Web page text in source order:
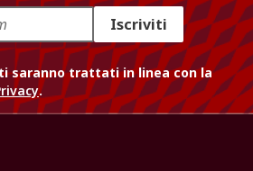
Iscriviti
saranno trattati in linea con la
.